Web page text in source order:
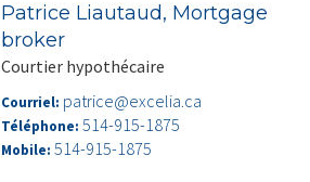
Patrice Liautaud, Mortgage
broker
Courtier hypothécaire
Courriel: patrice@excelia.ca
Téléphone: 514-915-1875
Mobile: 514-915-1875